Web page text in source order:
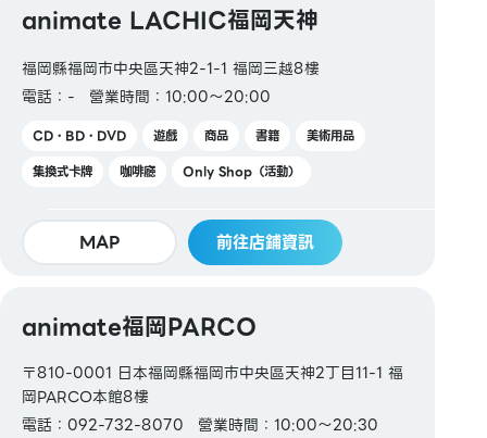
ICOCA / SUGOCA / nimoca / Hayakaken
【禮品卡・商品券】
JCB 禮品卡 / AEON 禮品卡 / AEON 商品券 / AEON
信用卡
【圖書券・圖書卡NEXT】
animate LACHIC福岡天神
福岡縣福岡市中央區天神2-1-1 福岡三越8樓
電話：-
營業時間：10:00～20:00
CD・BD・DVD 遊戲 商品 書籍
美術用品
集換式卡牌
咖啡廳 Only Shop（活動）
MAP 前往店鋪資訊
animate福岡PARCO
〒810-0001 日本福岡縣福岡市中央區天神2丁目11-1 福
岡PARCO本館8樓
電話：092-732-8070
營業時間：10:00～20:30